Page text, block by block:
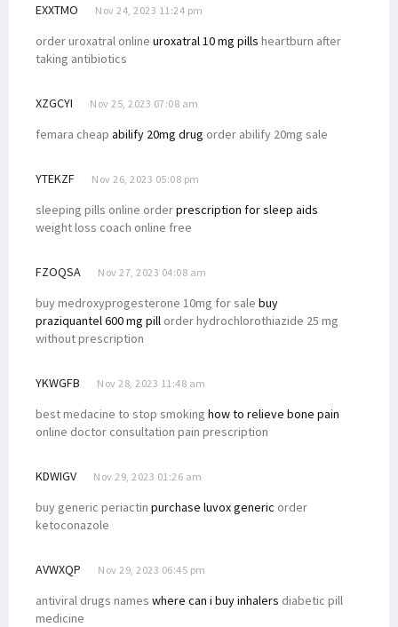
EXXTMO Nov 24, 2023 11:24 pm
order uroxatral online uroxatral 10 mg pills heartburn after
taking antibiotics
XZGCYI Nov 25, 2023 07:08 am
femara cheap abilify 20mg drug order abilify 20mg sale
YTEKZF Nov 26, 2023 05:08 pm
sleeping pills online orderprescription for sleep aids
weight loss coach online free
FZOQSA Nov 27, 2023 04:08 am
buy medroxyprogesterone 10mg for sale buy
praziquantel 600 mg pill order hydrochlorothiazide 25 mg
without prescription
YKWGFB Nov 28, 2023 11:48 am
best medacine to stop smoking how to relieve bone pain
online doctor consultation pain prescription
KDWIGV Nov 29, 2023 01:26 am
buy generic periactin purchase luvox generic order
ketoconazole
AVWXQP Nov 29, 2023 06:45 pm
antiviral drugs names where can i buy inhalers diabetic pill
medicine